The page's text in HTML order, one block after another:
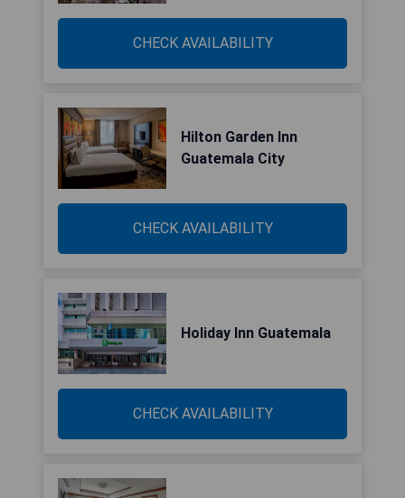
CHECK AVAILABILITY
Hilton Garden Inn
Guatemala City
CHECK AVAILABILITY
Holiday Inn Guatemala
CHECK AVAILABILITY